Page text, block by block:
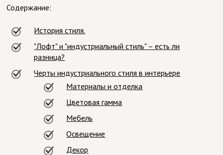
Содержание:
История стиля.
"Лофт" и "индустриальный стиль" – есть ли
разница?
Черты индустриального стиля в интерьере
Материалы и отделка
Цветовая гамма
Мебель
Освещение
Декор